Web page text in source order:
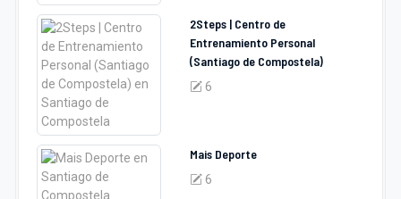
2Steps | Centro de
Entrenamiento Personal
(Santiago de Compostela)
6
Mais Deporte
6